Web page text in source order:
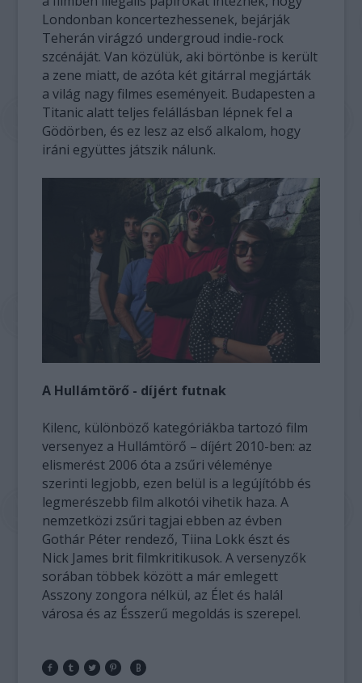
Londonban koncertezhessenek, bejárják
Teherán virágzó undergroud indie-rock
szcénáját. Van közülük, aki börtönbe is került
a zene miatt, de azóta két gitárral megjárták
a világ nagy filmes eseményeit. Budapesten a
Titanic alatt teljes felállásban lépnek fel a
Gödörben, és ez lesz az első alkalom, hogy
iráni együttes játszik nálunk.
A Hullámtörő - díjért futnak
Kilenc, különböző kategóriákba tartozó film
versenyez a Hullámtörő – díjért 2010-ben: az
elismerést 2006 óta a zsűri véleménye
szerinti legjobb, ezen belül is a legújítóbb és
legmerészebb film alkotói vihetik haza. A
nemzetközi zsűri tagjai ebben az évben
Gothár Péter rendező, Tiina Lokk észt és
Nick James brit filmkritikusok. A versenyzők
sorában többek között a már emlegett
Asszony zongora nélkül, az Élet és halál
városa és az Ésszerű megoldás is szerepel.